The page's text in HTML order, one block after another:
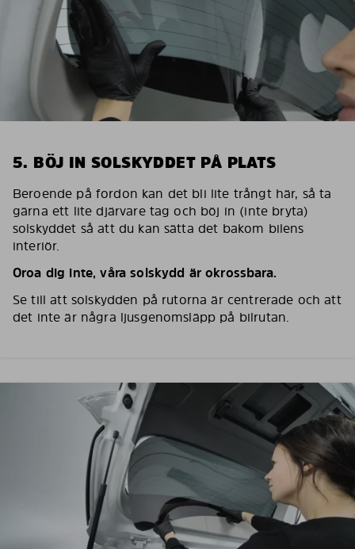
5. BÖJ IN SOLSKYDDET PÅ PLATS
Beroende på fordon kan det bli lite trångt här, så ta
gärna ett lite djärvare tag och böj in (inte bryta)
solskyddet så att du kan sätta det bakom bilens
interiör.
Oroa dig inte, våra solskydd är okrossbara.
Se till att solskydden på rutorna är centrerade och att
det inte är några ljusgenomsläpp på bilrutan.